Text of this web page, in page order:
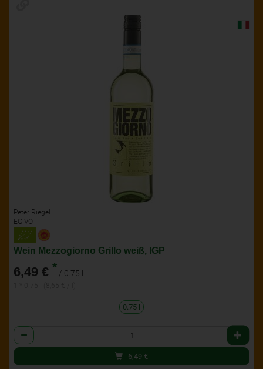
Peter Riegel
EG-VO
Wein Mezzogiorno Grillo weiß, IGP
6,49 € * / 0.75 l
0.75 l
Anzahl
6,49 €